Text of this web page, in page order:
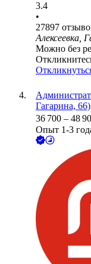
3.4
•
27897
Алексеевка,
Можно без
Гагарина, 66)
36 700 – 48
Опыт 1-3